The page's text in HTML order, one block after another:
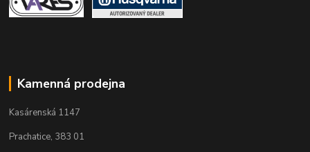
Kamenná prodejna
Kasárenská 1147
Prachatice, 383 01